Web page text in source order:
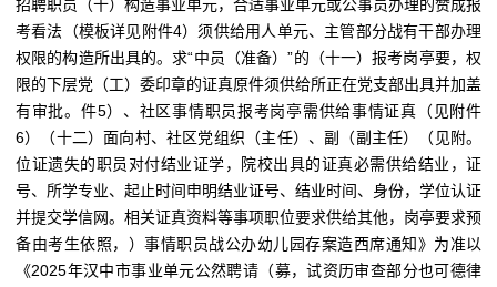
招聘职员（十）构造事业单元，合适事业单元或公事员办理的赞成报
考看法（模板详见附件4）须供给用人单元、主管部分战有干部办理
权限的构造所出具的。求“中员（准备）”的（十一）报考岗亭要，权
限的下层党（工）委印章的证真原件须供给所正在党支部出具并加盖
有审批。件5）、社区事情职员报考岗亭需供给事情证真（见附件
6）（十二）面向村、社区党组织（主任）、副（副主任）（见附。
位证遗失的职员对付结业证学，院校出具的证真必需供给结业，证
号、所学专业、起止时间申明结业证号、结业时间、身份，学位认证
并提交学信网。相关证真资料等事项职位要求供给其他，岗亭要求预
备由考生依照，）事情职员战公办幼儿园存案造西席通知》为准以
《2025年汉中市事业单元公然聘请（募，试资历审查部分也可德律